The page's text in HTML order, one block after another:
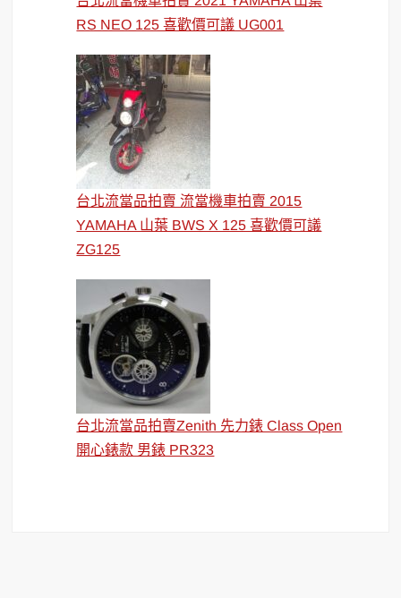
RS NEO 125 喜歡價可議 UG001
台北流當品拍賣 流當機車拍賣 2015
YAMAHA 山葉 BWS X 125 喜歡價可議
ZG125
台北流當品拍賣Zenith 先力錶 Class Open
開心錶款 男錶 PR323